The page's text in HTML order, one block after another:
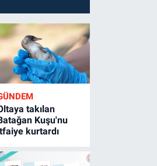
takılan
Kuşu'nu
kurtardı